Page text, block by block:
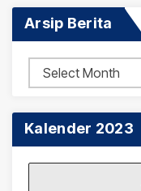
Arsip Berita
Arsip
Berita
Kalender 2023